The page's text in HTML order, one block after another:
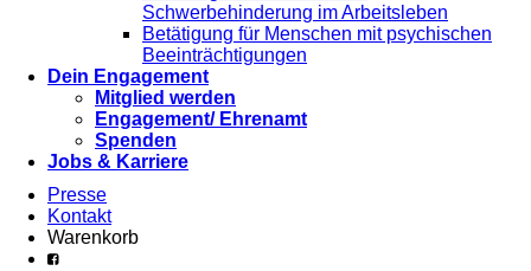
Schwerbehinderung im Arbeitsleben
Betätigung für Menschen mit psychischen
Beeinträchtigungen
Dein Engagement
Mitglied werden
Engagement/ Ehrenamt
Spenden
Jobs & Karriere
Presse
Kontakt
Warenkorb